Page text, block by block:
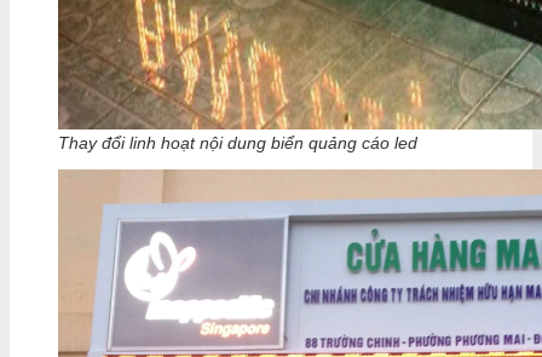
Thay đổi linh hoạt nội dung biển quảng cáo led